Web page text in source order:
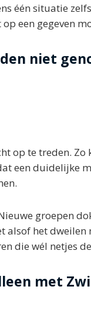
één situatie
een gegeven
niet
op te treden.
een duidelijke
groepen
alsof het
die wél netjes
met